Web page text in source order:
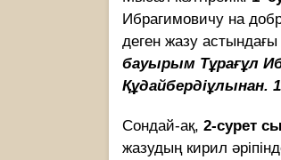
Ибрагимовичу на
деген жазу
бауырым Тұрағұл
Құдайбердіұлынан.
Сондай-ақ, 2-сурет
жазудың кирил